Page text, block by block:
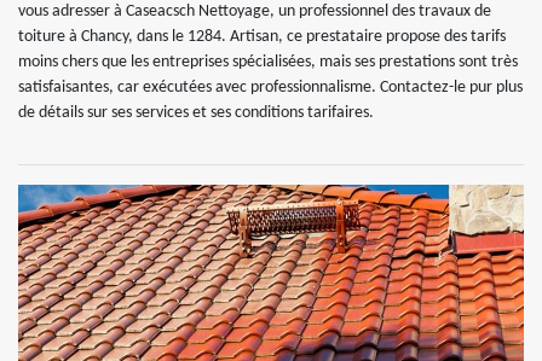
vous adresser à Caseacsch Nettoyage, un professionnel des travaux de
toiture à Chancy, dans le 1284. Artisan, ce prestataire propose des tarifs
moins chers que les entreprises spécialisées, mais ses prestations sont très
satisfaisantes, car exécutées avec professionnalisme. Contactez-le pur plus
de détails sur ses services et ses conditions tarifaires.